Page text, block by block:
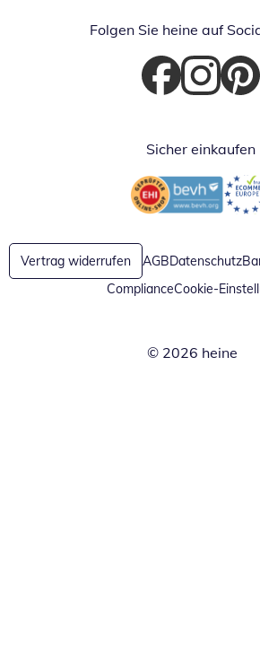
Folgen Sie heine auf
Öffnet in neuem
Öffnet in
Sicher einkaufen
Öffnet in neuem
Vertrag widerrufen AGBDatenschutz
ComplianceCookie-
© 2026 heine